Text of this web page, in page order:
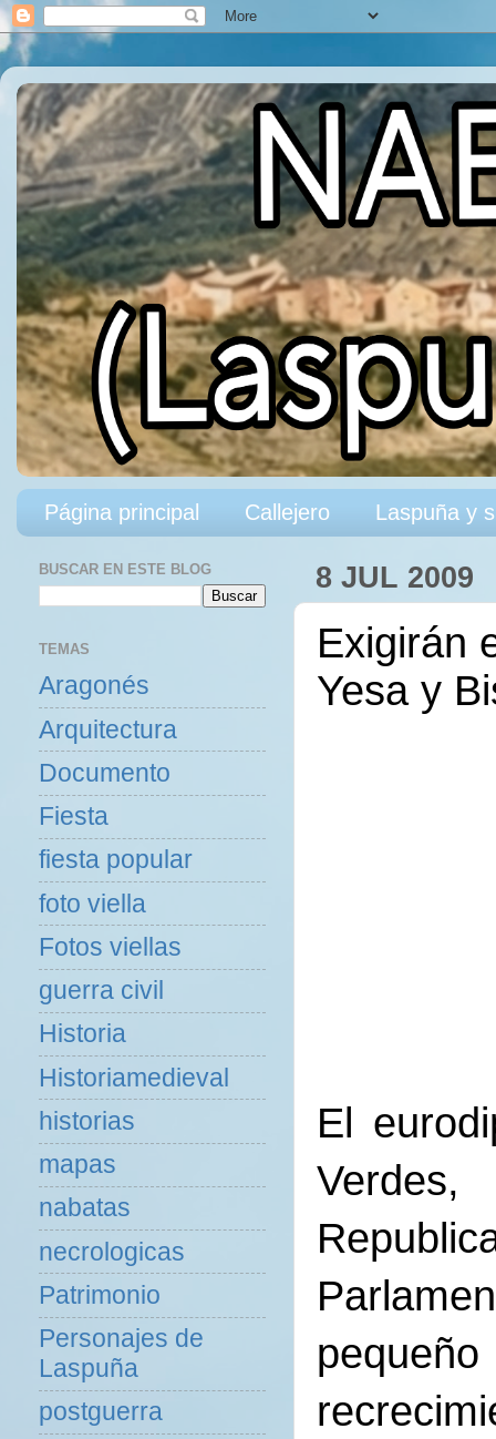
Página principal Callejero Laspuña y
8 JUL 2009
Exigirán
Yesa y
El
BUSCAR EN ESTE BLOG
TEMAS
Aragonés
Arquitectura
Documento
Fiesta
fiesta popular
foto viella
Fotos viellas
guerra civil
Historia
Historiamedieval
historias
mapas
nabatas
necrologicas
Patrimonio
Personajes de
Laspuña
postguerra